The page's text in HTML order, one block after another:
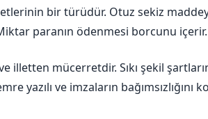
bir türüdür. Otuz sekiz
paranın ödenmesi borcunu içerir.
illetten mücerretdir. Sıkı şekil
yazılı ve imzaların bağımsızlığını